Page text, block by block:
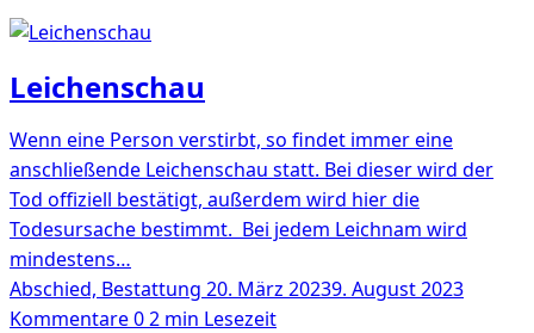
Leichenschau
Wenn eine Person verstirbt, so findet immer eine
anschließende Leichenschau statt. Bei dieser wird der
Tod offiziell bestätigt, außerdem wird hier die
Todesursache bestimmt. Bei jedem Leichnam wird
mindestens…
Abschied, Bestattung 20. März 20239. August 2023
Kommentare 02 min Lesezeit